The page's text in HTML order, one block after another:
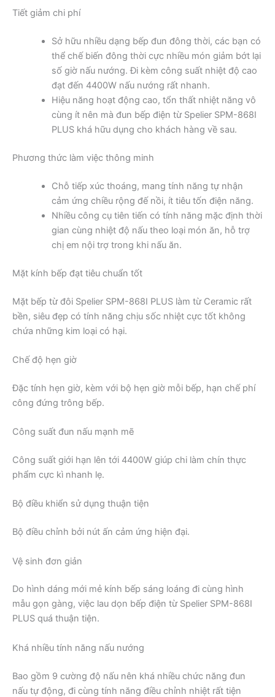
Tiết giảm chi phí
Sở hữu nhiều dạng bếp đun đông thời, các bạn có
thể chế biến đông thời cực nhiều món giảm bớt lại
số giờ nấu nướng. Đi kèm công suất nhiệt độ cao
đạt đến 4400W nấu nướng rất nhanh.
Hiệu năng hoạt động cao, tổn thất nhiệt năng vô
cùng ít nên mà đun bếp điện từ Spelier SPM-868I
PLUS khá hữu dụng cho khách hàng về sau.
Phương thức làm việc thông minh
Chỗ tiếp xúc thoáng, mang tính năng tự nhận
cảm ứng chiều rộng đế nồi, ít tiêu tốn điện năng.
Nhiều công cụ tiên tiến có tính năng mặc định thời
gian cùng nhiệt độ nấu theo loại món ăn, hỗ trợ
chị em nội trợ trong khi nấu ăn.
Mặt kính bếp đạt tiêu chuẩn tốt
Mặt bếp từ đôi Spelier SPM-868I PLUS làm từ Ceramic rất
bền, siêu đẹp có tính năng chịu sốc nhiệt cực tốt không
chứa những kim loại có hại.
Chế độ hẹn giờ
Đặc tính hẹn giờ, kèm với bộ hẹn giờ mỗi bếp, hạn chế phí
công đứng trông bếp.
Công suất đun nấu mạnh mẽ
Công suất giới hạn lên tới 4400W giúp chi làm chín thực
phẩm cực kì nhanh lẹ.
Bộ điều khiển sử dụng thuận tiện
Bộ điều chỉnh bởi nút ấn cảm ứng hiện đại.
Vệ sinh đơn giản
Do hình dáng mới mẻ kính bếp sáng loáng đi cùng hình
mẫu gọn gàng, việc lau dọn bếp điện từ Spelier SPM-868I
PLUS quá thuận tiện.
Khá nhiều tính năng nấu nướng
Bao gồm 9 cường độ nấu nên khá nhiều chức năng đun
nấu tự động, đi cùng tính năng điều chỉnh nhiệt rất tiện